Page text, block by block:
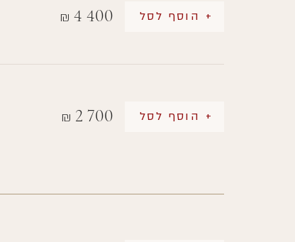
₪ 4 400 + הוסף לסל
₪ 2 700 + הוסף לסל